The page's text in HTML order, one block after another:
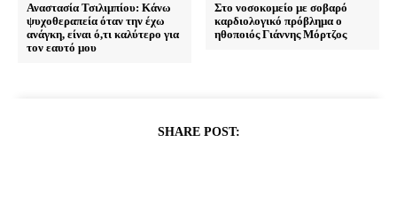
Αναστασία Τσιλιμπίου: Κάνω
ψυχοθεραπεία όταν την έχω
ανάγκη, είναι ό,τι καλύτερο για
τον εαυτό μου
Στο νοσοκομείο με σοβαρό
καρδιολογικό πρόβλημα ο
ηθοποιός Γιάννης Μόρτζος
SHARE POST: